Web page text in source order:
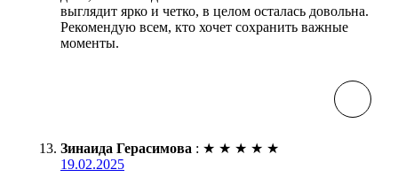
выглядит ярко и четко, в целом осталась довольна.
Рекомендую всем, кто хочет сохранить важные
моменты.
Зинаида Герасимова : ★ ★ ★ ★ ★
19.02.2025